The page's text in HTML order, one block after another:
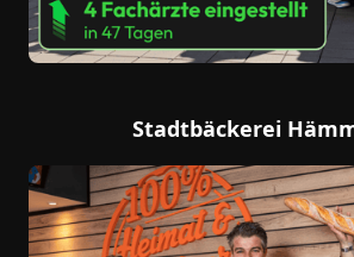
Stadtbäckerei